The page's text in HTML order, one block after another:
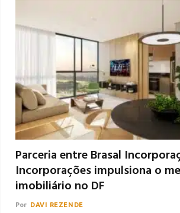
Parceria entre Brasal
Incorporações impulsiona o
imobiliário no DF
Por DAVI REZENDE